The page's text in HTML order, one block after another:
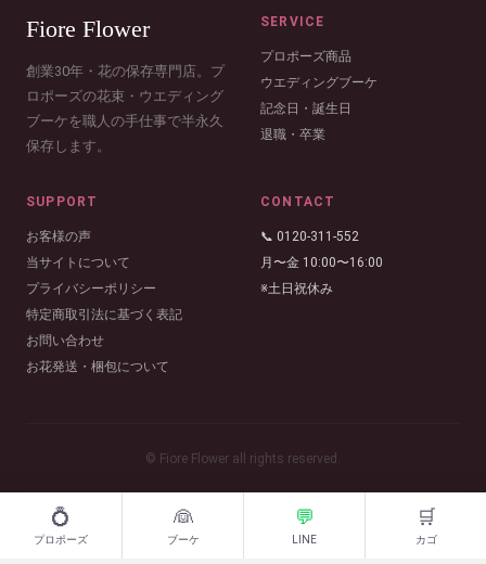
💍
プロポーズ
👰
ブーケ
💬
LINE
🛒
カゴ
Fiore Flower
創業30年・花の保存専門店。プ
ロポーズの花束・ウエディング
ブーケを職人の手仕事で半永久
保存します。
SERVICE
プロポーズ商品
ウエディングブーケ
記念日・誕生日
退職・卒業
SUPPORT
お客様の声
当サイトについて
プライバシーポリシー
特定商取引法に基づく表記
お問い合わせ
お花発送・梱包について
CONTACT
📞 0120-311-552
月〜金 10:00〜16:00
※土日祝休み
© Fiore Flower all rights reserved.